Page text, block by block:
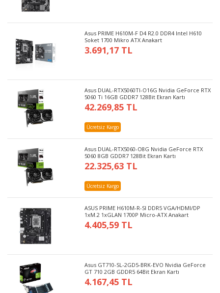
Asus PRIME H610M-F D4 R2.0 DDR4 Intel H610
Soket 1700 Mikro ATX Anakart
3.691,17 TL
Asus DUAL-RTX5060TI-O16G Nvidia GeForce RTX
5060 Ti 16GB GDDR7 128Bit Ekran Kartı
42.269,85 TL
Ücretsiz Kargo
Asus DUAL-RTX5060-O8G Nvidia GeForce RTX
5060 8GB GDDR7 128Bit Ekran Kartı
22.325,63 TL
Ücretsiz Kargo
ASUS PRIME H610M-R-SI DDR5 VGA/HDMI/DP
1xM.2 1xGLAN 1700P Micro-ATX Anakart
4.405,59 TL
Asus GT710-SL-2GD5-BRK-EVO Nvidia GeForce
GT 710 2GB GDDR5 64Bit Ekran Kartı
4.167,45 TL